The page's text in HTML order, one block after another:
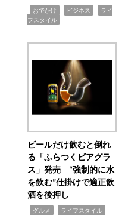
おでかけ ビジネス
ライ
フスタイル
ビールだけ飲むと倒れ
る「ふらつくビアグラ
ス」発売 “強制的に水
を飲む”仕掛けで適正飲
酒を後押し
グルメ ライフスタイル